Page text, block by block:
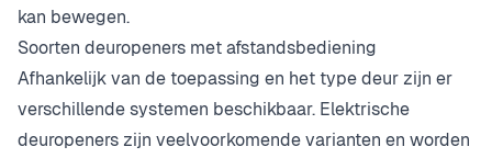
kan bewegen.
Soorten deuropeners met afstandsbediening
Afhankelijk van de toepassing en het type deur zijn er
verschillende systemen beschikbaar. Elektrische
deuropeners zijn veelvoorkomende varianten en worden